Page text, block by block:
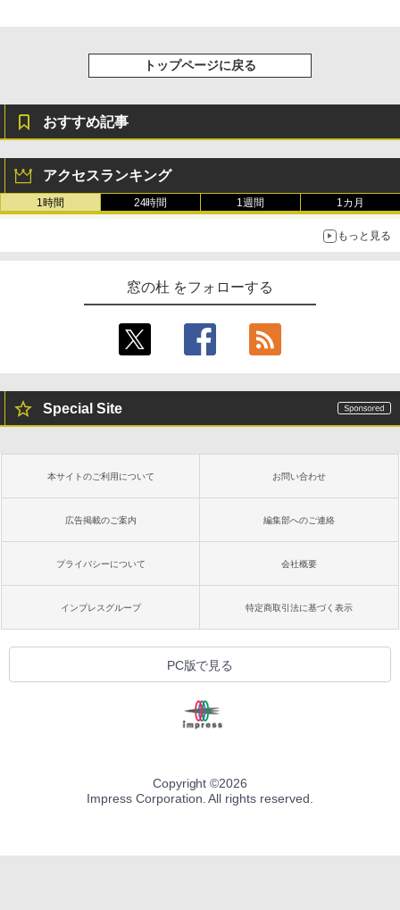
トップページに戻る
おすすめ記事
アクセスランキング
1時間 24時間 1週間 1カ月
もっと見る
窓の杜 をフォローする
Special Site
本サイトのご利用について お問い合わせ
広告掲載のご案内 編集部へのご連絡
プライバシーについて 会社概要
インプレスグループ 特定商取引法に基づく表示
PC版で見る
Copyright ©2026
Impress Corporation. All rights reserved.